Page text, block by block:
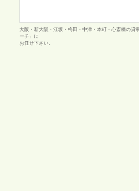
大阪・新大阪・江坂・梅田・中津・本町・心斎橋の
ーチ」に
お任せ下さい。